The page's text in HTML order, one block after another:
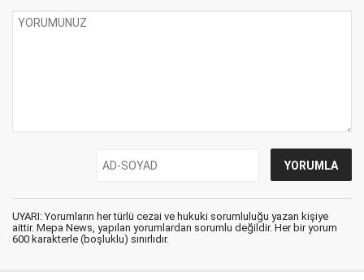
UYARI: Yorumların her türlü cezai ve hukuki sorumluluğu yazan kişiye
aittir. Mepa News, yapılan yorumlardan sorumlu değildir. Her bir yorum
600 karakterle (boşluklu) sınırlıdır.